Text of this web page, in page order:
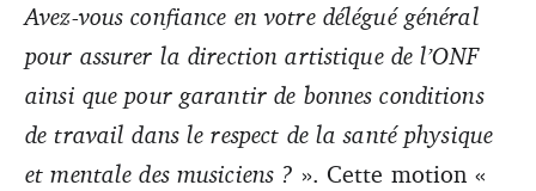
Avez-vous confiance en votre délégué général
pour assurer la direction artistique de l’ONF
ainsi que pour garantir de bonnes conditions
de travail dans le respect de la santé physique
et mentale des musiciens ? ». Cette motion «